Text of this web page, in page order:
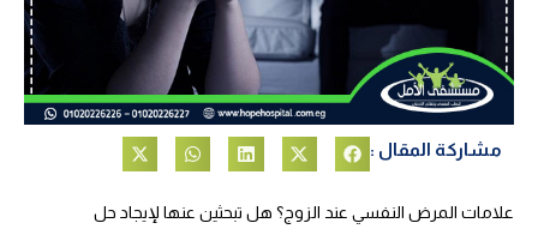
مشاركة المقال :
علامات المرض النفسي عند الزوج؟ هل تبحثين عنها لإيجاد حل